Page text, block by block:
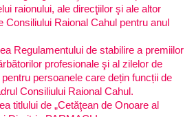
raionului, ale direcţiilor şi ale altor
Consiliului Raional Cahul pentru anul
Regulamentului de stabilire a premiilor
profesionale şi al zilelor de
persoanele care dețin funcții de
Consiliului Raional Cahul.
titlului de „Cetăţean de Onoare al